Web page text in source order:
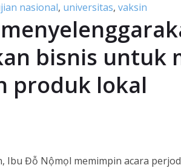
nasional, universitas, vaksin
bisnis untuk
produk lokal
Ibu Đỗ Nộmọl memimpin acara